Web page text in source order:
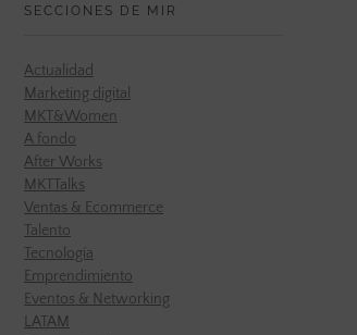
SECCIONES DE MIR
Actualidad
Marketing digital
MKT&Women
A fondo
After Works
MKTTalks
Ventas & Ecommerce
Talento
Tecnología
Emprendimiento
Eventos & Networking
LATAM